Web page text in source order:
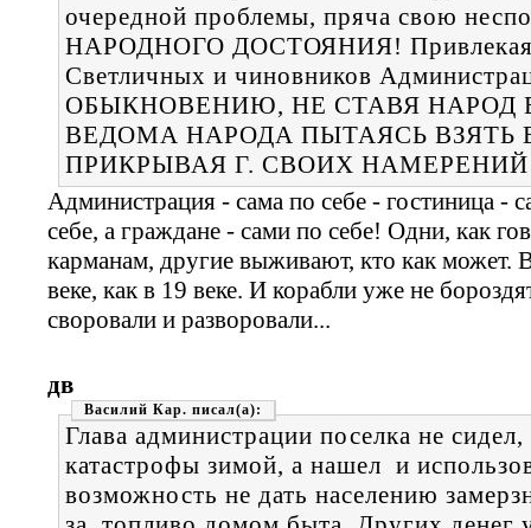
очередной проблемы, пряча свою
НАРОДНОГО ДОСТОЯНИЯ! Привлекая
Светличных и чиновников
ОБЫКНОВЕНИЮ, НЕ СТАВЯ НАРОД
ВЕДОМА НАРОДА ПЫТАЯСЬ ВЗЯТЬ
ПРИКРЫВАЯ Г. СВОИХ
Администрация - сама по себе - гостиница -
себе, а граждане - сами по себе! Одни, как
карманам, другие выживают, кто как может.
веке, как в 19 веке. И корабли уже не
своровали и разворовали...
дв
Василий Кар.
Глава администрации поселка не
катастрофы зимой, а нашел и
возможность не дать населению